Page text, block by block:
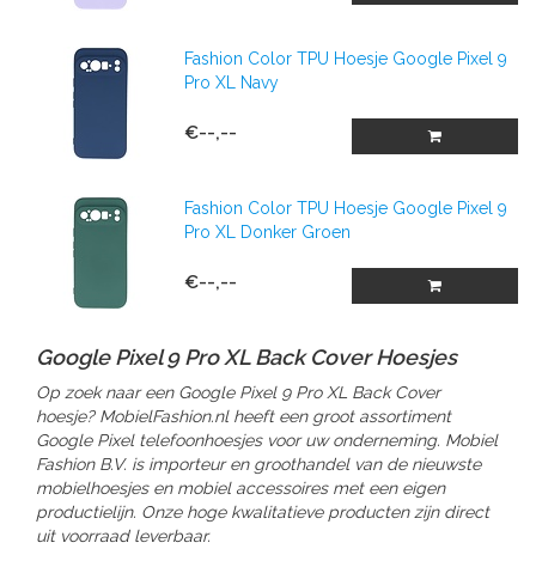
Fashion Color TPU Hoesje Google Pixel 9
Pro XL Navy
€--,--
Fashion Color TPU Hoesje Google Pixel 9
Pro XL Donker Groen
€--,--
Google Pixel 9 Pro XL Back Cover Hoesjes
Op zoek naar een Google Pixel 9 Pro XL Back Cover
hoesje? MobielFashion.nl heeft een groot assortiment
Google Pixel telefoonhoesjes voor uw onderneming. Mobiel
Fashion B.V. is importeur en groothandel van de nieuwste
mobielhoesjes en mobiel accessoires met een eigen
productielijn. Onze hoge kwalitatieve producten zijn direct
uit voorraad leverbaar.